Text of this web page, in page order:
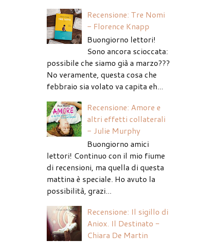
Recensione: Tre Nomi
- Florence Knapp
Buongiorno lettori!
Sono ancora scioccata:
possibile che siamo già a marzo???
No veramente, questa cosa che
febbraio sia volato va capita eh...
Recensione: Amore e
altri effetti collaterali
- Julie Murphy
Buongiorno amici
lettori! Continuo con il mio fiume
di recensioni, ma quella di questa
mattina è speciale. Ho avuto la
possibilità, grazi...
Recensione: Il sigillo di
Aniox. Il Destinato -
Chiara De Martin